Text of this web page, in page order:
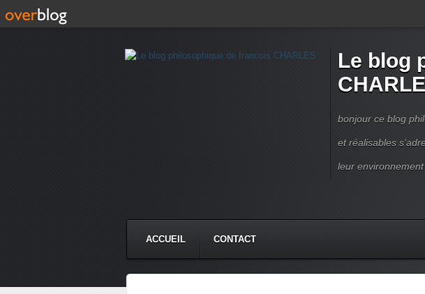
Le blog
bonjour ce blog
et réalisables
leur
ACCUEIL CONTACT